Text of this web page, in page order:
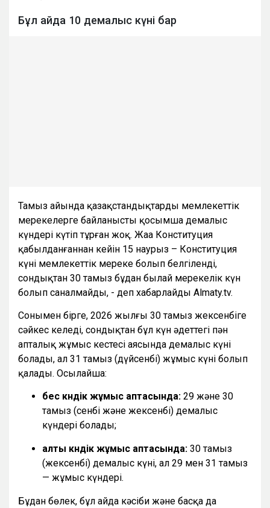
Бұл айда 10 демалыс күні бар
Тамыз айында қазақстандықтарды мемлекеттік
мерекелерге байланысты қосымша демалыс
күндері күтіп тұрған жоқ. Жаңа Конституция
қабылданғаннан кейін 15 наурыз – Конституция
күні мемлекеттік мереке болып белгіленді,
сондықтан 30 тамыз бұдан былай мерекелік күн
болып саналмайды, - деп хабарлайды Almaty.tv.
Сонымен бірге, 2026 жылғы 30 тамыз жексенбіге
сәйкес келеді, сондықтан бұл күн әдеттегі пән
апталық жұмыс кестесі аясында демалыс күні
болады, ал 31 тамыз (дүйсенбі) жұмыс күні болып
қалады. Осылайша:
бес күндік жұмыс аптасында: 29 және 30
тамыз (сенбі және жексенбі) демалыс
күндері болады;
алты күндік жұмыс аптасында: 30 тамыз
(жексенбі) демалыс күні, ал 29 мен 31 тамыз
— жұмыс күндері.
Бұдан бөлек, бұл айда кәсіби және басқа да